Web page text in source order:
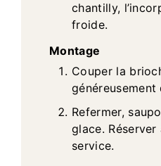
chantilly,
froide.
Montage
Couper la
généreusement
Refermer,
glace.
service.